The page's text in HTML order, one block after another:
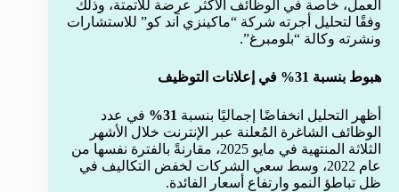
العمل، خاصة في الوظائف الأكثر عرضة للأتمتة، وذلك
وفقًا لتحليل أجرته شركة “ماكينزي آند كو” للاستشارات
ونشرته وكالة “بلومبرغ”.
هبوط بنسبة 31% في إعلانات التوظيف
أظهر التحليل انخفاضًا إجماليًا بنسبة 31%
في عدد
الوظائف الشاغرة المُعلنة عبر الإنترنت خلال الأشهر
الثلاثة المنتهية في مايو 2025، مقارنةً بالفترة نفسها من
عام 2022، وسط سعي الشركات لخفض التكاليف في
ظل تباطؤ النمو وارتفاع أسعار الفائدة.